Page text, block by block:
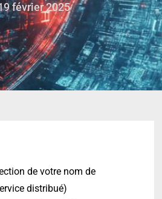
février 2025
de votre nom de
distribué)